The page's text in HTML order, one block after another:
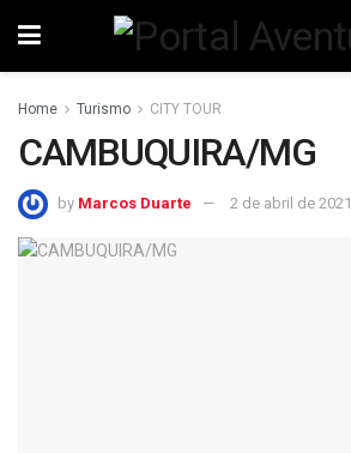
Home Turismo CITY TOUR
CAMBUQUIRA/MG
by Marcos Duarte 2 de abril de 2021